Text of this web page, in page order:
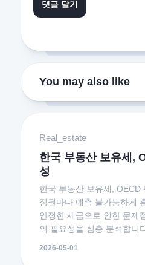
You may also like
Real_estate
한국 부동산 보유세,
성
한국 부동산 보유세, OECD
정권마다 예측 불가능하게
안정한 세금으로 인한 문제
의 필요성을 심층 분석합니
2026-05-01